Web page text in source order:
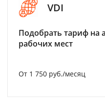
VDI
Подобрать тариф на
рабочих мест
От 1 750 руб./месяц